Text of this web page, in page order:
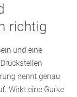
richtig
und eine
nennt genau
Wirkt eine Gurke